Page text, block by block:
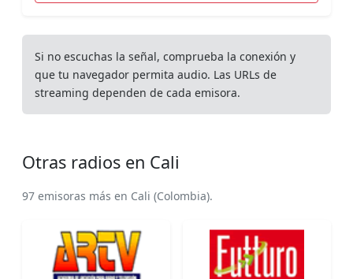
Si no escuchas la señal, comprueba la conexión y
que tu navegador permita audio. Las URLs de
streaming dependen de cada emisora.
Otras radios en Cali
97 emisoras más en Cali (Colombia).